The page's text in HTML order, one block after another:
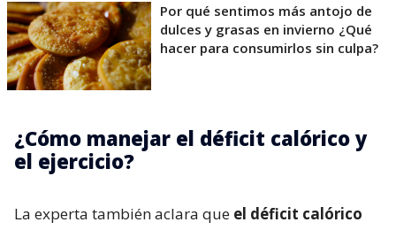
Por qué sentimos más antojo de
dulces y grasas en invierno ¿Qué
hacer para consumirlos sin culpa?
¿Cómo manejar el déficit calórico y
el ejercicio?
La experta también aclara que el déficit calórico